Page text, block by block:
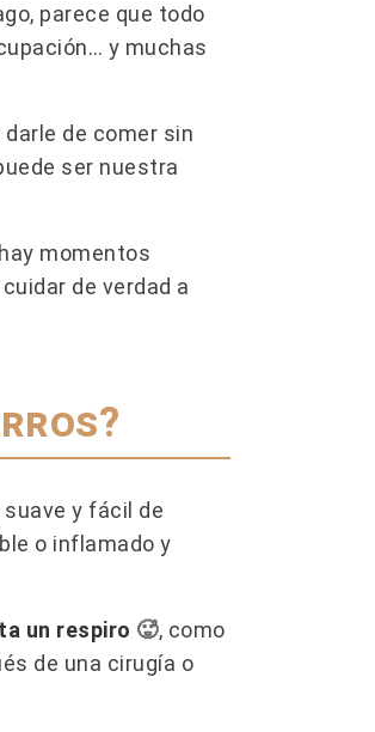
Y EVITAR LOS
MÁS COMUNES?
parece que todo
y muchas
de comer sin
ser nuestra
momentos
de verdad a
suave y fácil de
o inflamado y
un respiro 🥵​, como
de una cirugía o